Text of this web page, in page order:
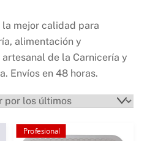
la mejor calidad para
alimentación y
de la Carnicería y
Envíos en 48 horas.
Profesional